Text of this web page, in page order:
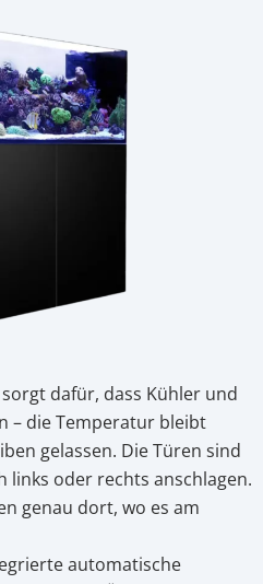
dafür, dass Kühler und
– die Temperatur bleibt
gelassen. Die Türen sind
links oder rechts anschlagen.
genau dort, wo es am
automatische